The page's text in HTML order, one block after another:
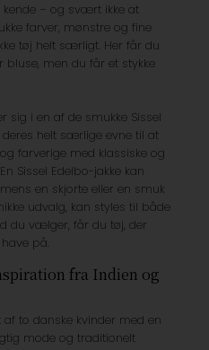
– og svært ikke at
farver, mønstre og fine
tøj helt særligt. Her får du
bluse, men du får et stykke
sig i en af de smukke Sissel
helt særlige evne til at
farverige med klassiske og
Sissel Edelbo-jakke kan
en skjorte eller en smuk
udvalg, kan styles til både
du vælger, får du tøj, der
på.
fra Indien og
to danske kvinder med en
mode og traditionelt